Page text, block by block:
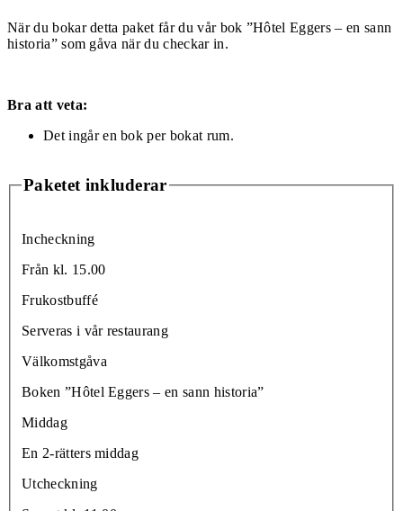
När du bokar detta paket får du vår bok ”Hôtel Eggers – en sann
historia” som gåva när du checkar in.
Bra att veta:
Det ingår en bok per bokat rum.
Paketet inkluderar
Incheckning
Från kl. 15.00
Frukostbuffé
Serveras i vår restaurang
Välkomstgåva
Boken ”Hôtel Eggers – en sann historia”
Middag
En 2-rätters middag
Utcheckning